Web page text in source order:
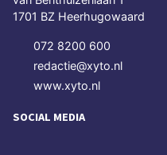
1701 BZ Heerhugowaard
072 8200 600
redactie@xyto.nl
www.xyto.nl
SOCIAL MEDIA